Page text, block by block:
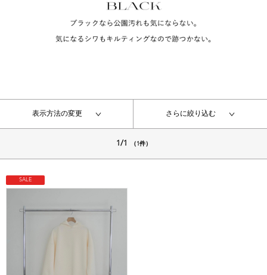
表示方法の変更 さらに絞り込む
1/1 （1件）
SALE